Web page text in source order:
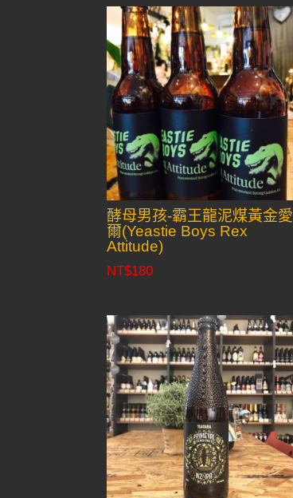
酵母男孩-霸王龍泥煤黃金愛
爾(Yeastie Boys Rex
Attitude)
NT$180